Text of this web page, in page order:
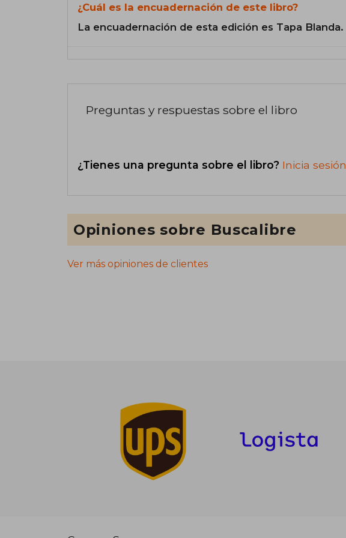
¿Cuál es la encuadernación de este libro?
La encuadernación de esta edición es Tapa Blanda.
Preguntas y respuestas sobre el libro
¿Tienes una pregunta sobre el libro? Inicia sesión
Opiniones sobre Buscalibre
Ver más opiniones de clientes